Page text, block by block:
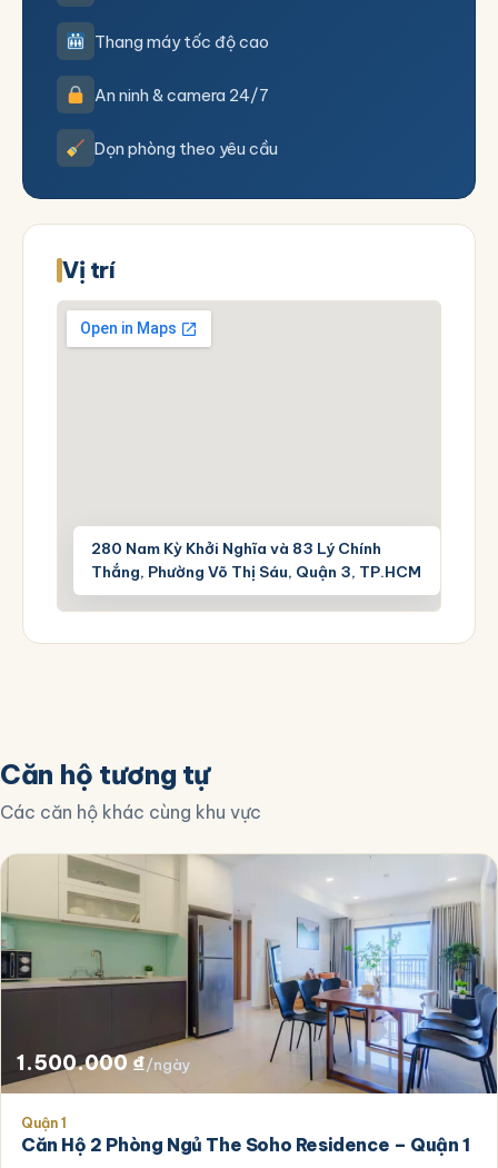
Thang máy tốc độ cao
An ninh & camera 24/7
Dọn phòng theo yêu cầu
Vị trí
280 Nam Kỳ Khởi Nghĩa và 83 Lý Chính
Thắng, Phường Võ Thị Sáu, Quận 3, TP.HCM
Căn hộ tương tự
Các căn hộ khác cùng khu vực
1.500.000₫/ngày
Quận 1
Căn Hộ 2 Phòng Ngủ The Soho Residence – Quận 1